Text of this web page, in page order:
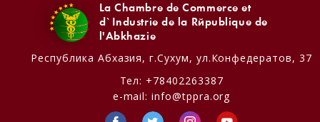
La Chambre de Commerce et
d`Industrie de la République de
l'Abkhazie
Республика Абхазия, г.Сухум, ул.Конфедератов, 37
Тел: +78402263387
e-mail:info@tppra.org